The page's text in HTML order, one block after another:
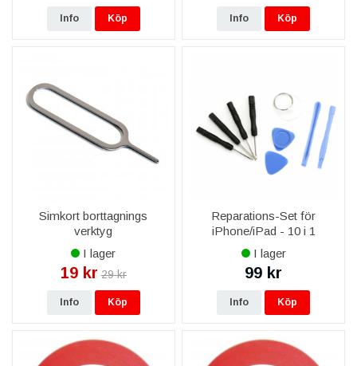
Ja, via vår mobilreparation byter vi skärm, batteri och baksida
på Nokia Lumia 800.
Info Köp Info Köp
Simkort borttagnings
verktyg
I lager
19 kr 29 kr
Info Köp
Reparations-Set för
iPhone/iPad - 10 i 1
I lager
99 kr
Info Köp